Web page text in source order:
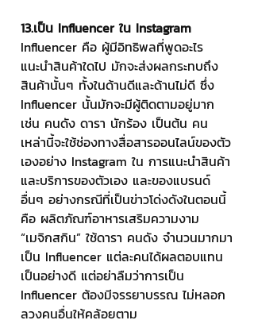
13.เป็น Influencer ใน Instagram
Influencer คือ ผู้มีอิทธิพลที่พูดอะไร
แนะนำสินค้าใดไป มักจะส่งผลกระทบถึง
สินค้านั้นๆ ทั้งในด้านดีและด้านไม่ดี ซึ่ง
Influencer นั้นมักจะมีผู้ติดตามอยู่มาก
เช่น คนดัง ดารา นักร้อง เป็นต้น คน
เหล่านี้จะใช้ช่องทางสื่อสารออนไลน์ของตัว
เองอย่าง Instagram ใน การแนะนำสินค้า
และบริการของตัวเอง และของแบรนด์
อื่นๆ อย่างกรณีที่เป็นข่าวโด่งดังในตอนนี้
คือ ผลิตภัณฑ์อาหารเสริมความงาม
“เมจิกสกิน” ใช้ดารา คนดัง จำนวนมากมา
เป็น Influencer แต่ละคนได้ผลตอบแทน
เป็นอย่างดี แต่อย่าลืมว่าการเป็น
Influencer ต้องมีจรรยาบรรณ ไม่หลอก
ลวงคนอื่นให้คล้อยตาม